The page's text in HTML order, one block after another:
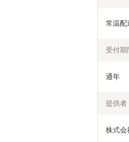
常温配
受付期
通年
提供者
株式会